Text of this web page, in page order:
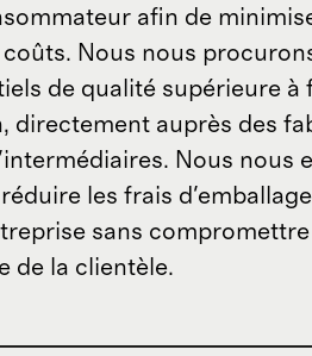
afin de
Nous nous
de qualité supérieure à
directement auprès des
Nous nous
les frais
sans
de la clientèle.